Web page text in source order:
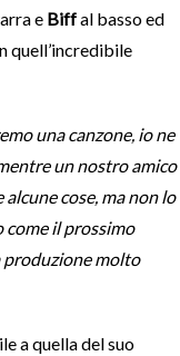
e Biffal basso ed
quell’incredibile
una canzone, io ne
un nostro amico
cose, ma non lo
come il prossimo
produzione molto
a quella del suo